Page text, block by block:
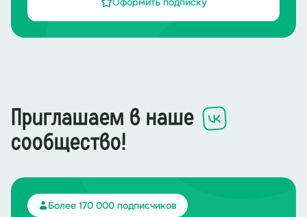
Приглашаем в наше
сообщество!
Более 170 000 подписчиков